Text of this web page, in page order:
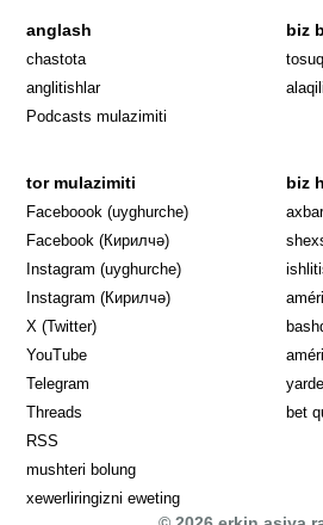
anglash
chastota
anglitishlar
Podcasts mulazimiti
biz
tor mulazimiti
Faceboook (uyghurche) Opens in new
Facebook (Кирилчә) Opens in new window
Instagram (uyghurche) Opens in new
Instagram (Кирилчә) Opens in new window
X (Twitter)
YouTube
Telegram
Threads
RSS
mushteri bolung
xewerliringizni eweting
biz
bet